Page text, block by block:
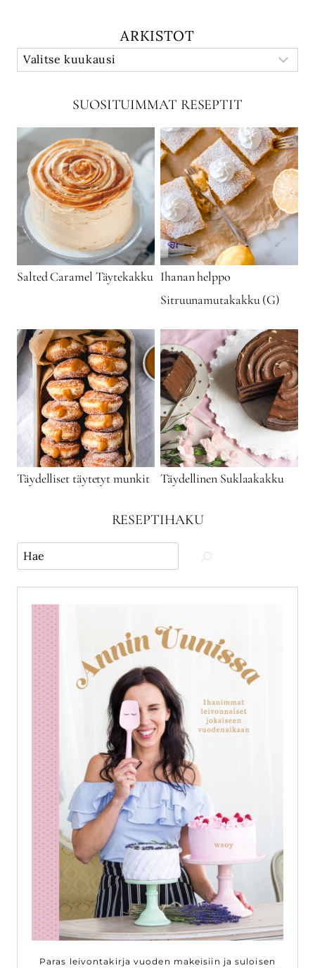
ARKISTOT
SUOSITUIMMAT RESEPTIT
Salted Caramel Täytekakku Ihanan helppo
Sitruunamutakakku (G)
Täydelliset täytetyt munkit Täydellinen Suklaakakku
RESEPTIHAKU
Käytä
hakua
ja
etsi
reseptejä
Paras leivontakirja vuoden makeisiin ja suloisen